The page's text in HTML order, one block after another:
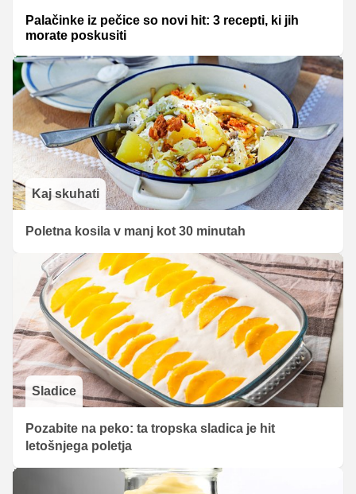
Palačinke iz pečice so novi hit: 3 recepti, ki jih
morate poskusiti
Kaj skuhati
Poletna kosila v manj kot 30 minutah
Sladice
Pozabite na peko: ta tropska sladica je hit
letošnjega poletja